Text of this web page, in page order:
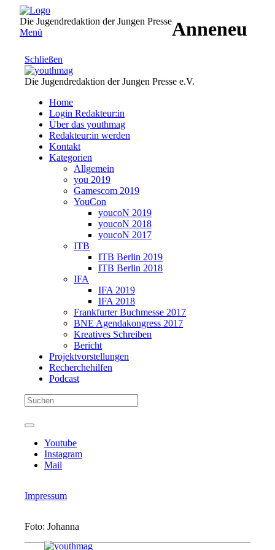
Direkt
zum
Inhalt
Die Jugendredaktion der Jungen Presse
Menü
Anneneu
Schließen
Die Jugendredaktion der Jungen Presse e.V.
Home
Login Redakteur:in
Über das youthmag
Redakteur:in werden
Kontakt
Kategorien
Allgemein
you 2019
Gamescom 2019
YouCon
youcoN 2019
youcoN 2018
youcoN 2017
ITB
ITB Berlin 2019
ITB Berlin 2018
IFA
IFA 2019
IFA 2018
Frankfurter Buchmesse 2017
BNE Agendakongress 2017
Kreatives Schreiben
Bericht
Projektvorstellungen
Recherchehilfen
Podcast
Youtube
Instagram
Mail
Impressum
Foto: Johanna